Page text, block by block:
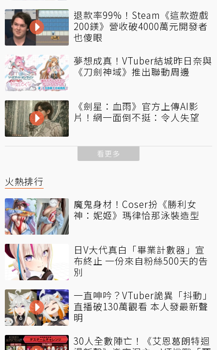
退款率99%！Steam《這款遊戲
200鎂》營收破4000萬元開發者
也傻眼
夢想成真！VTuber結城昨日奈與
《刀劍神域》推出聯動周邊
《劍星：血雨》官方上傳AI影
片！網一面倒不挺：令人失望
看更多
火熱排行
魔鬼身材！Coser扮《勝利女
神：妮姬》瑪律恰那泳裝造型
日V大代真白「畢業計數器」宣
布終止 一份來自粉絲500天的告
別
一直呻吟？VTuber詭異「抖動」
直播破130萬觀看 本人發最新聲
明
30人全數陣亡！《艾恩葛朗特迴